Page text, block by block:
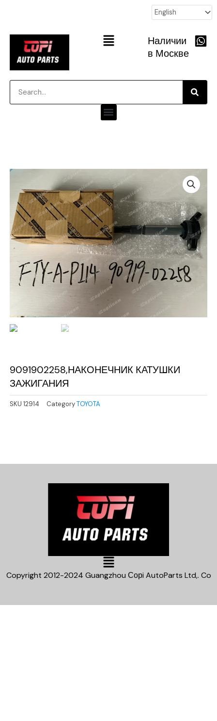
Main
Наличии
в Москве
Menu
9091902258,НАКОНЕЧНИК КАТУШКИ
ЗАЖИГАНИЯ
SKU 12914 CategoryTOYOTA
Main
Menu
Copyright 2012-2024 Guangzhou Сорi AutoParts Ltd,. Co